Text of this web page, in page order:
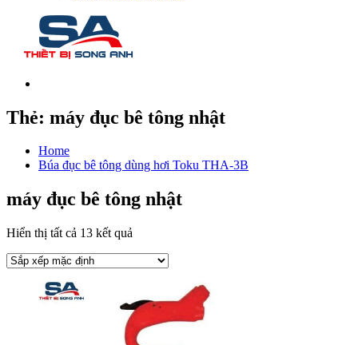
Thẻ: máy đục bê tông nhật
Home
Búa đục bê tông dùng hơi Toku THA-3B
máy đục bê tông nhật
Hiển thị tất cả 13 kết quả